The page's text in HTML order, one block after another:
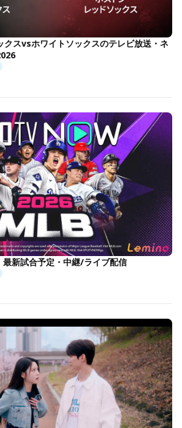
クスvsホワイトソックスのテレビ放送・ネ
最新試合予定・中継/ライブ配信